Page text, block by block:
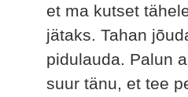
et ma kutset
jätaks. Tahan
pidulauda. Palun
suur tänu, et tee